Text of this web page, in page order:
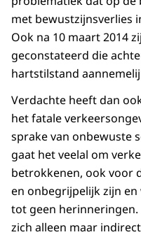
met bewustzijnsverlies
Ook na 10 maart 2014
geconstateerd die
hartstilstand
Verdachte heeft dan
het fatale
sprake van onbewuste
gaat het veelal om
betrokkenen, ook voor
en onbegrijpelijk zijn
tot geen herinneringen.
zich alleen maar